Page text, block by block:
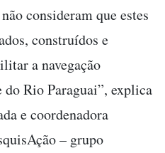
consideram que estes
construídos e
a navegação
Rio Paraguai”, explica
e coordenadora
– grupo